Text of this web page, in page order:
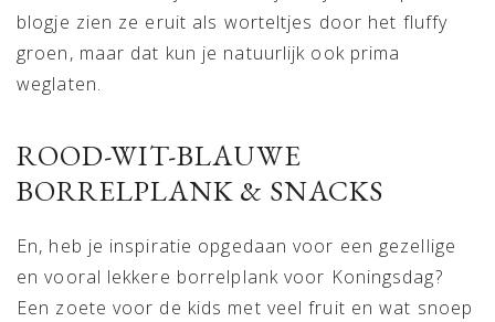
blogje zien ze eruit als worteltjes door het fluffy
groen, maar dat kun je natuurlijk ook prima
weglaten.
ROOD-WIT-BLAUWE
BORRELPLANK & SNACKS
En, heb je inspiratie opgedaan voor een gezellige
en vooral lekkere borrelplank voor Koningsdag?
Een zoete voor de kids met veel fruit en wat snoep